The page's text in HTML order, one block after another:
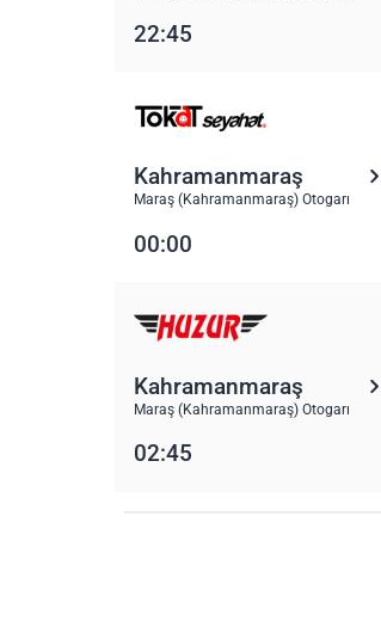
22:45
Kahramanmaraş
Maraş (Kahramanmaraş) Otogarı
00:00
Kahramanmaraş
Maraş (Kahramanmaraş) Otogarı
02:45